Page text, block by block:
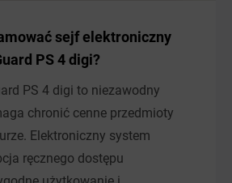
sejf elektroniczny
PS 4 digi?
PS 4 digi to niezawodny
chronić cenne przedmioty
Elektroniczny system
ręcznego dostępu